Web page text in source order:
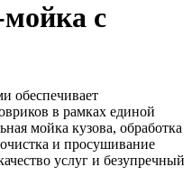
с
обеспечивает
в рамках единой
мойка кузова, обработка
и просушивание
услуг и безупречный